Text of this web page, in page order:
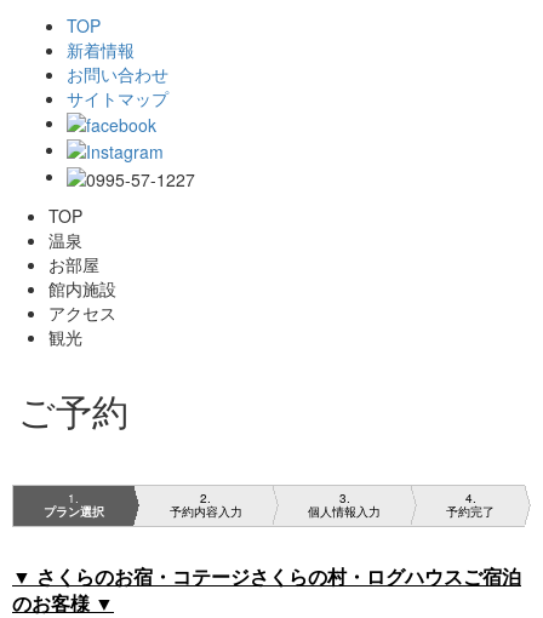
TOP
新着情報
お問い合わせ
サイトマップ
TOP
温泉
お部屋
館内施設
アクセス
観光
ご予約
1
プラン選択
2
予約内容入力
3
個人情報入力
4
予約完了
▼ さくらのお宿・コテージさくらの村・ログハウスご宿泊
のお客様 ▼